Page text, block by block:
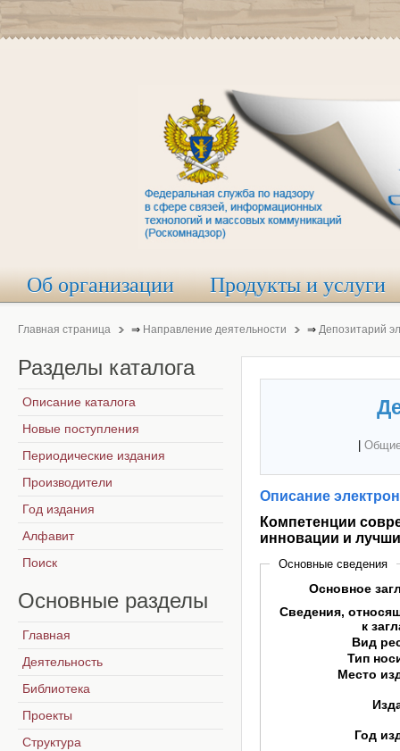
Об организации Продукты и услуги
Главная страница ⇒ Направление деятельности ⇒ Депозитарий
Описание
Компетенции
инновации и
Основные сведения
Основное
Сведения,
к
Вид
Тип
Место
Год
Разделы каталога
Описание каталога
Новые поступления
Периодические издания
Производители
Год издания
Алфавит
Поиск
Основные разделы
Главная
Деятельность
Библиотека
Проекты
Структура